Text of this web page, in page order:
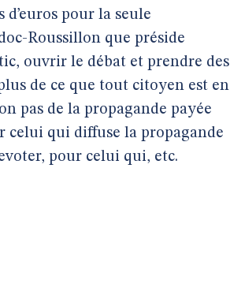
pour la seule
Roussillon que préside
ouvrir le débat et prendre des
de ce que tout citoyen est en
pas de la propagande payée
celui qui diffuse la propagande
pour celui qui, etc.